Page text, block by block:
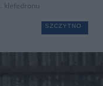
klefedronu
SZCZYTNO